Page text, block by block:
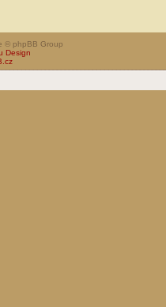
© phpBB Group
Design